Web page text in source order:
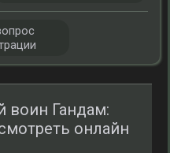
Гандам:
онлайн